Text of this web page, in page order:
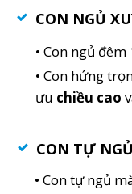
CON TỰ NGỦ
• Con tự ngủ
• Con ngủ
• Con hứng
ưu chiều cao
CON NGỦ